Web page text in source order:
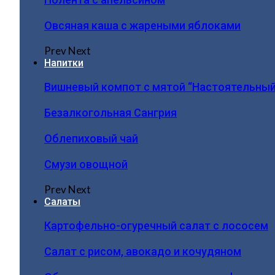
Овсяная каша с жареными яблоками
PrevNext
Напитки
Вишневый компот с мятой
Безалкогольная Сангрия
Облепиховый чай
Смузи овощной
PrevNext
Салаты
Картофельно-огуречный салат с лососем
Салат с рисом, авокадо и кочудяном